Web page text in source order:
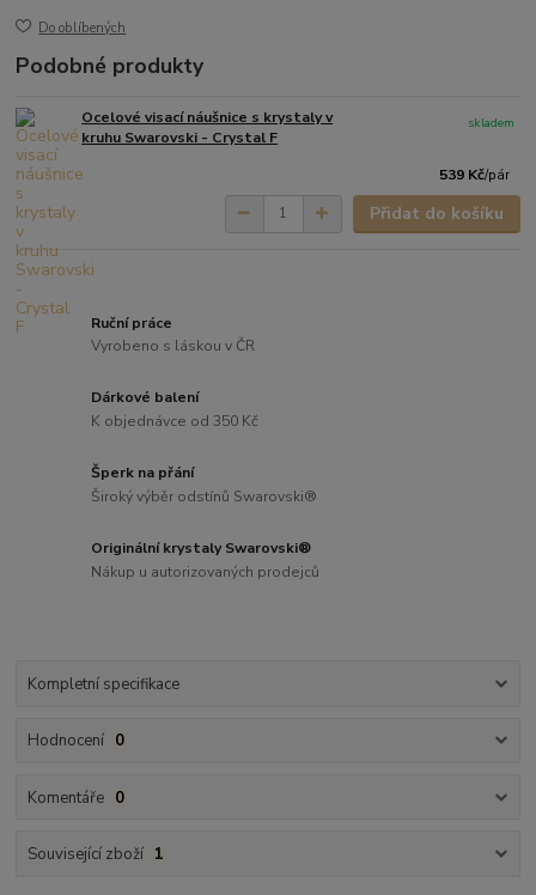
Do oblíbených
Podobné produkty
Ocelové visací náušnice s krystaly v
kruhu Swarovski - Crystal F
539 Kč/pár
skladem
Přidat do košíku
Ruční práce
Vyrobeno s láskou v ČR
Dárkové balení
K objednávce od 350 Kč
Šperk na přání
Široký výběr odstínů Swarovski®
Originální krystaly Swarovski®
Nákup u autorizovaných prodejců
Kompletní specifikace
Hodnocení 0
Komentáře 0
Související zboží 1